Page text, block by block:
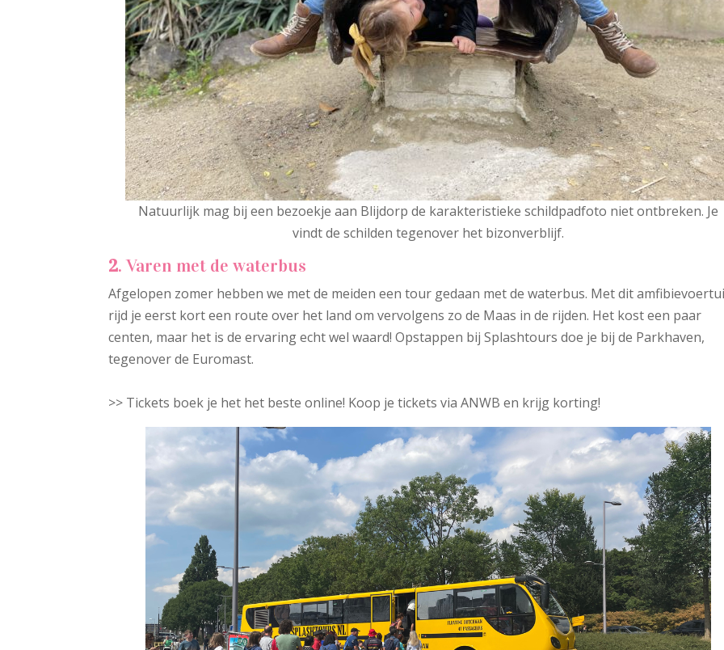
Natuurlijk mag bij een bezoekje aan Blijdorp de karakteristieke schildpadfoto niet ontbreken. Je
vindt de schilden tegenover het bizonverblijf.
2. Varen met de waterbus
Afgelopen zomer hebben we met de meiden een tour gedaan met de waterbus. Met dit
rijd je eerst kort een route over het land om vervolgens zo de Maas in de rijden. Het kost een paar
centen, maar het is de ervaring echt wel waard! Opstappen bij Splashtours doe je bij de Parkhaven,
tegenover de Euromast.
>> Tickets boek je het het beste online! Koop je tickets via ANWB en krijg korting!